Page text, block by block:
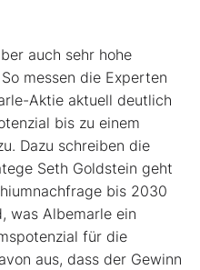
auch sehr hohe
messen die Experten
Aktie aktuell deutlich
bis zu einem
Dazu schreiben die
Seth Goldstein geht
bis 2030
was Albemarle ein
für die
aus, dass der Gewinn